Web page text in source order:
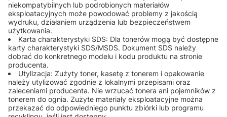
niekompatybilnych lub podrobionych materiałów
eksploatacyjnych może powodować problemy z jakością
wydruku, działaniem urządzenia lub bezpieczeństwem
użytkowania.
Karta charakterystyki SDS: Dla tonerów mogą być dostępne
karty charakterystyki SDS/MSDS. Dokument SDS należy
dobrać do konkretnego modelu i kodu produktu na stronie
producenta.
Utylizacja: Zużyty toner, kasetę z tonerem i opakowanie
należy utylizować zgodnie z lokalnymi przepisami oraz
zaleceniami producenta. Nie wrzucać tonera ani pojemników z
tonerem do ognia. Zużyte materiały eksploatacyjne można
przekazać do odpowiedniego punktu zbiórki lub programu